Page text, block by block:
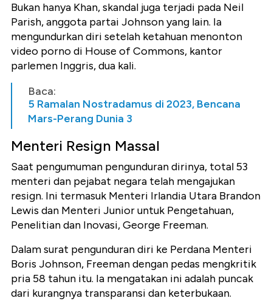
Bukan hanya Khan, skandal juga terjadi pada Neil
Parish, anggota partai Johnson yang lain. Ia
mengundurkan diri setelah ketahuan menonton
video porno di House of Commons, kantor
parlemen Inggris, dua kali.
Baca:
5 Ramalan Nostradamus di 2023, Bencana
Mars-Perang Dunia 3
Menteri Resign Massal
Saat pengumuman pengunduran dirinya, total 53
menteri dan pejabat negara telah mengajukan
resign. Ini termasuk Menteri Irlandia Utara Brandon
Lewis dan Menteri Junior untuk Pengetahuan,
Penelitian dan Inovasi, George Freeman.
Dalam surat pengunduran diri ke Perdana Menteri
Boris Johnson, Freeman dengan pedas mengkritik
pria 58 tahun itu. Ia mengatakan ini adalah puncak
dari kurangnya transparansi dan keterbukaan.